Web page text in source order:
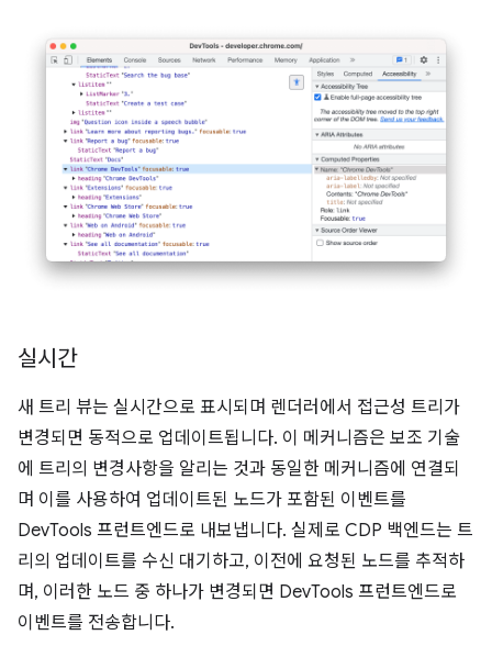
실시간
새 트리 뷰는 실시간으로 표시되며 렌더러에서 접근성 트리가
변경되면 동적으로 업데이트됩니다. 이 메커니즘은 보조 기술
에 트리의 변경사항을 알리는 것과 동일한 메커니즘에 연결되
며 이를 사용하여 업데이트된 노드가 포함된 이벤트를
DevTools 프런트엔드로 내보냅니다. 실제로 CDP 백엔드는 트
리의 업데이트를 수신 대기하고, 이전에 요청된 노드를 추적하
며, 이러한 노드 중 하나가 변경되면 DevTools 프런트엔드로
이벤트를 전송합니다.